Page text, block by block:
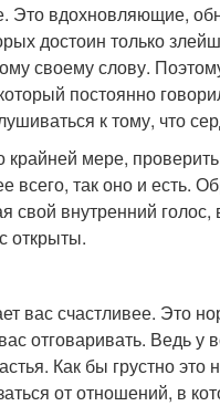
Это вдохновляющие,
достоин только
своему слову.
постоянно
к тому, что
мере,
всего, так оно и
свой внутренний
открыты.
вас счастливее. Это
отговаривать. Ведь
Как бы грустно
от отношений, в